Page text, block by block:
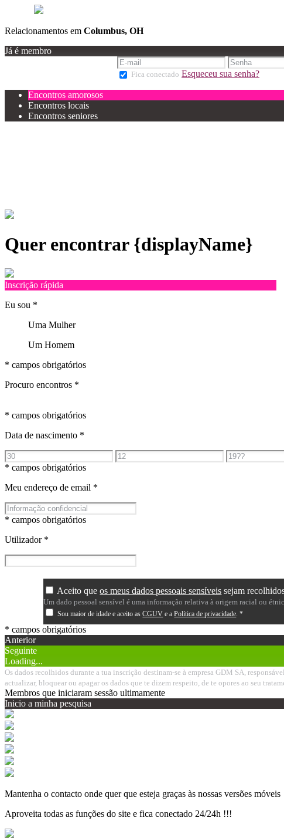
Relacionamentos em Columbus, OH
Já é membro
Fica conectado Esqueceu sua senha?
Encontros amorosos
Encontros locais
Encontros seniores
Quer encontrar {displayName}
Inscrição rápida
Eu sou *
Uma Mulher
Um Homem
* campos obrigatórios
Procuro encontros *
* campos obrigatórios
Data de nascimento *
* campos obrigatórios
Meu endereço de email *
* campos obrigatórios
Utilizador *
Aceito queos meus dados pessoais sensíveis sejam
Um dado pessoal sensível é uma informação relativa à origem racial ou
Sou maior de idade e aceito asCGUV e aPolítica de privacidade .*
* campos obrigatórios
Anterior
Seguinte
Loading...
Os dados recolhidos durante a tua inscrição destinam-se à empresa GDM SA,
actualizar, bloquear ou apagar os dados que te dizem respeito, de te opores ao seu
Membros que iniciaram sessão ultimamente
Inicio a minha pesquisa
Mantenha o contacto onde quer que esteja graças às nossas versões móveis
Aproveita todas as funções do site e fica conectado 24/24h !!!